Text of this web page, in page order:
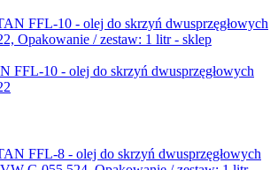
FFL-10 - olej do skrzyń dwusprzęgłowych